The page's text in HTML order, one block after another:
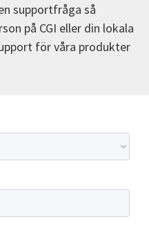
supportfråga så
på CGI eller din lokala
för våra produkter